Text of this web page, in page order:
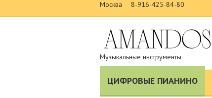
Москва 8-916-425-84-80
Музыкальные инструменты
ЦИФРОВЫЕ ПИАНИНО